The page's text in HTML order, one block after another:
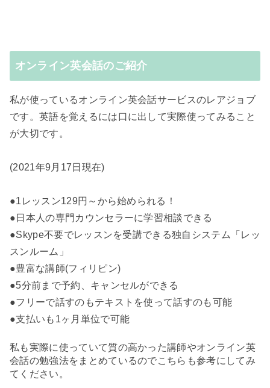
オンライン英会話のご紹介
私が使っているオンライン英会話サービスのレアジョブ
です。英語を覚えるには口に出して実際使ってみること
が大切です。
(2021年9月17日現在)
●1レッスン129円～から始められる！
●日本人の専門カウンセラーに学習相談できる
●Skype不要でレッスンを受講できる独自システム「レッ
スンルーム」
●豊富な講師(フィリピン)
●5分前まで予約、キャンセルができる
●フリーで話すのもテキストを使って話すのも可能
●支払いも1ヶ月単位で可能
私も実際に使っていて質の高かった講師やオンライン英
会話の勉強法をまとめているのでこちらも参考にしてみ
てください。